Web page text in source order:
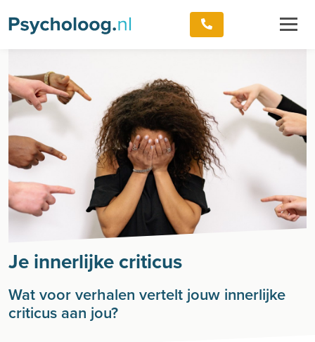
Je innerlijke criticus
Wat voor verhalen vertelt jouw innerlijke
criticus aan jou?